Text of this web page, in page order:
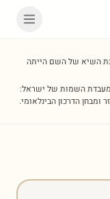
השיא של השם הייתה
השמות של ישראל:
הדרכון הבינלאומי.